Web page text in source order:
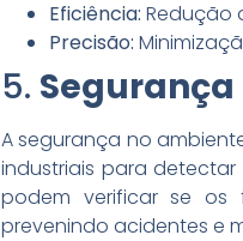
Eficiência: Redução
Precisão:
5.
A segurança no
industriais para
podem verificar se os
prevenindo acidentes e